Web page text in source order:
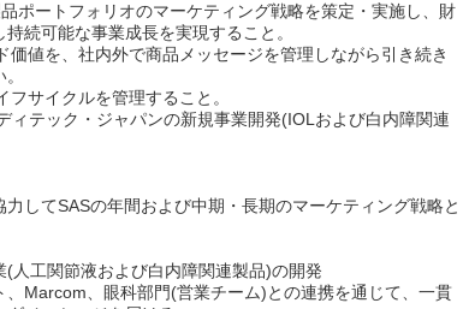
ポートフォリオのマーケティング戦略を策定・実施し、財
続可能な事業成長を実現すること。
価値を、社内外で商品メッセージを管理しながら引き続き
フサイクルを管理すること。
ィテック・ジャパンの新規事業開発(IOLおよび白内障関連
力してSASの年間および中期・長期のマーケティング戦略と
(人工関節液および白内障関連製品)の開発
、Marcom、眼科部門(営業チーム)との連携を通じて、一貫